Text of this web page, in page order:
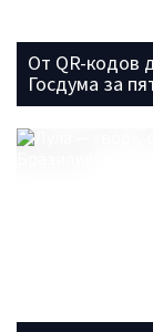
От QR-кодов
Госдума за